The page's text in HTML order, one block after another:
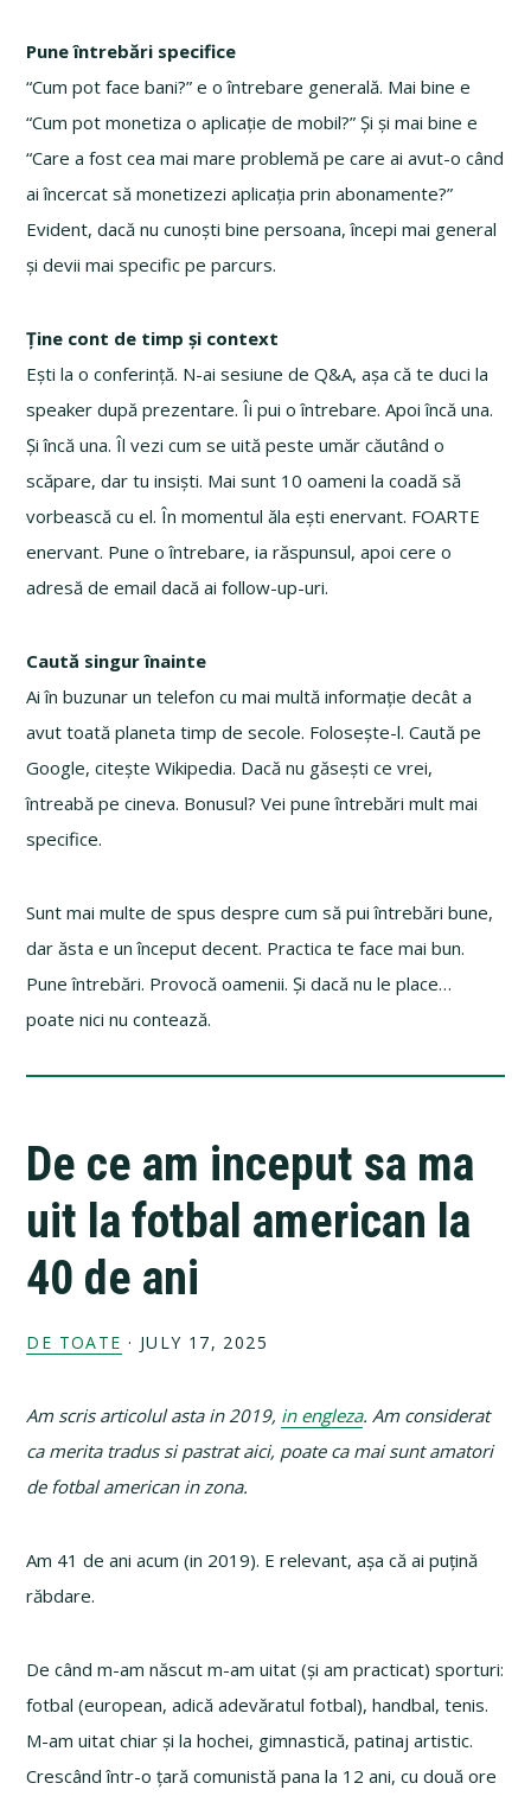
Pune întrebări specifice
“Cum pot face bani?” e o întrebare generală. Mai bine e
“Cum pot monetiza o aplicație de mobil?” Și și mai bine e
“Care a fost cea mai mare problemă pe care ai avut-o când
ai încercat să monetizezi aplicația prin abonamente?”
Evident, dacă nu cunoști bine persoana, începi mai general
și devii mai specific pe parcurs.
Ține cont de timp și context
Ești la o conferință. N-ai sesiune de Q&A, așa că te duci la
speaker după prezentare. Îi pui o întrebare. Apoi încă una.
Și încă una. Îl vezi cum se uită peste umăr căutând o
scăpare, dar tu insiști. Mai sunt 10 oameni la coadă să
vorbească cu el. În momentul ăla ești enervant. FOARTE
enervant. Pune o întrebare, ia răspunsul, apoi cere o
adresă de email dacă ai follow-up-uri.
Caută singur înainte
Ai în buzunar un telefon cu mai multă informație decât a
avut toată planeta timp de secole. Folosește-l. Caută pe
Google, citește Wikipedia. Dacă nu găsești ce vrei,
întreabă pe cineva. Bonusul? Vei pune întrebări mult mai
specifice.
Sunt mai multe de spus despre cum să pui întrebări bune,
dar ăsta e un început decent. Practica te face mai bun.
Pune întrebări. Provocă oamenii. Și dacă nu le place…
poate nici nu contează.
De ce am inceput sa ma
uit la fotbal american la
40 de ani
DE TOATE · JULY 17, 2025
Am scris articolul asta in 2019, in engleza. Am considerat
ca merita tradus si pastrat aici, poate ca mai sunt amatori
de fotbal american in zona.
Am 41 de ani acum (in 2019). E relevant, așa că ai puțină
răbdare.
De când m-am născut m-am uitat (și am practicat) sporturi:
fotbal (european, adică adevăratul fotbal), handbal, tenis.
M-am uitat chiar și la hochei, gimnastică, patinaj artistic.
Crescând într-o țară comunistă pana la 12 ani, cu două ore